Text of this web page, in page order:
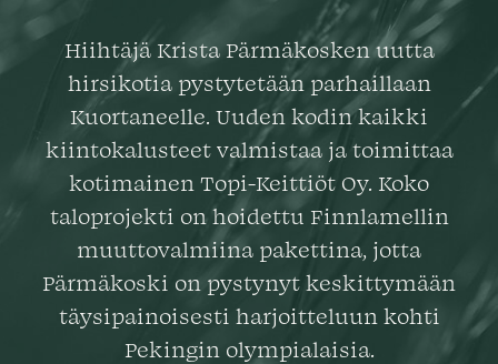
Hiihtäjä Krista Pärmäkosken uutta
hirsikotia pystytetään parhaillaan
Kuortaneelle. Uuden kodin kaikki
kiintokalusteet valmistaa ja toimittaa
kotimainen Topi-Keittiöt Oy. Koko
taloprojekti on hoidettu Finnlamellin
muuttovalmiina pakettina, jotta
Pärmäkoski on pystynyt keskittymään
täysipainoisesti harjoitteluun kohti
Pekingin olympialaisia.